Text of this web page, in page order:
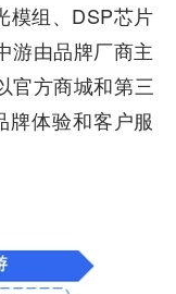
模组、DSP芯片
游由品牌厂商主
官方商城和第三
体验和客户服